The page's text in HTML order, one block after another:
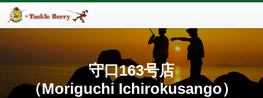
守口163号店
（Moriguchi Ichirokusango）